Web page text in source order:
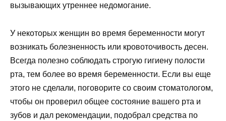
вызывающих утреннее недомогание.
У некоторых женщин во время беременности могут
возникать болезненность или кровоточивость десен.
Всегда полезно соблюдать строгую гигиену полости
рта, тем более во время беременности. Если вы еще
этого не сделали, поговорите со своим стоматологом,
чтобы он проверил общее состояние вашего рта и
зубов и дал рекомендации, подобрал средства по